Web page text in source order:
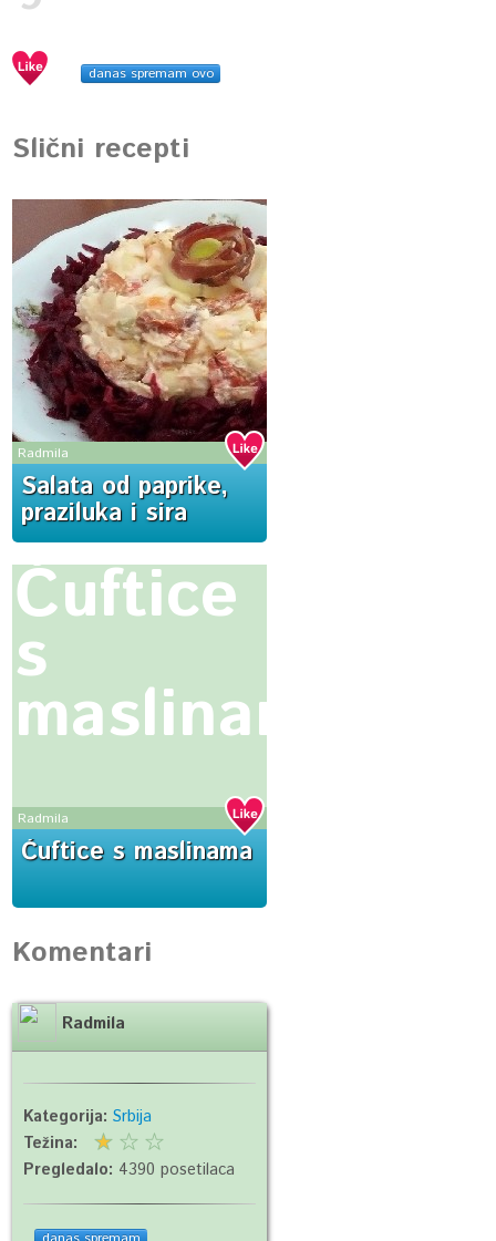
danas spremam ovo
Slični recepti
Radmila
Salata od paprike,
praziluka i sira
Ćuftice
s
maslinama
Radmila
Ćuftice s maslinama
Komentari
Radmila
Kategorija:Srbija
Težina:
Pregledalo: 4390 posetilaca